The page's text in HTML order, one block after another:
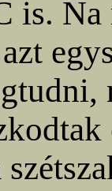
is. Na